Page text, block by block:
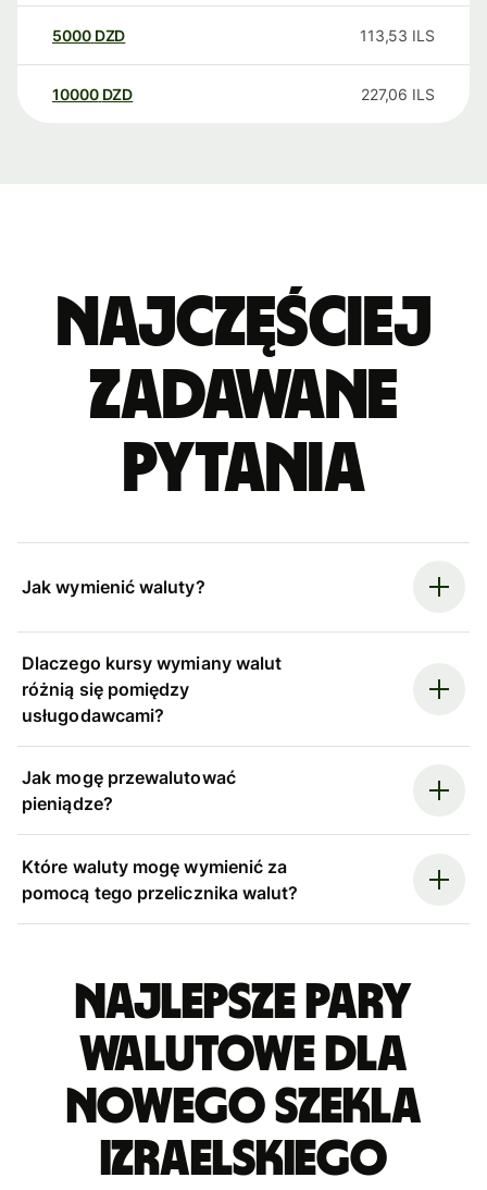
5000 DZD 113,53 ILS
10000 DZD 227,06 ILS
Najczęściej
zadawane
pytania
Jak wymienić waluty?
Dlaczego kursy wymiany walut
różnią się pomiędzy
usługodawcami?
Jak mogę przewalutować
pieniądze?
Które waluty mogę wymienić za
pomocą tego przelicznika walut?
Najlepsze pary
walutowe dla
nowego szekla
izraelskiego